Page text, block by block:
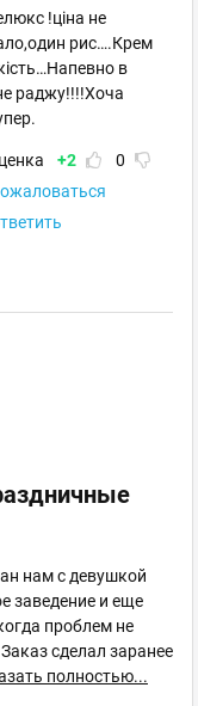
!ціна не
рис….Крем
в
раджу!!!!Хоча
+2
0
нам с девушкой
заведение и еще
проблем не
сделал заранее
полностью...